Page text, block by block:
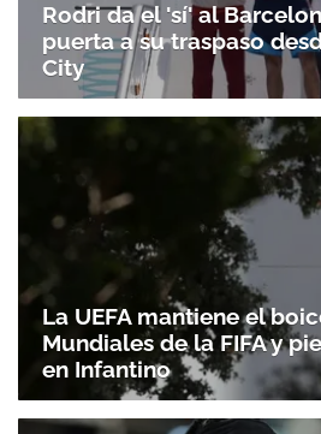
Rodri da el 'sí' al
puerta a su traspaso
City
La UEFA mantiene el
Mundiales de la FIFA y
en Infantino